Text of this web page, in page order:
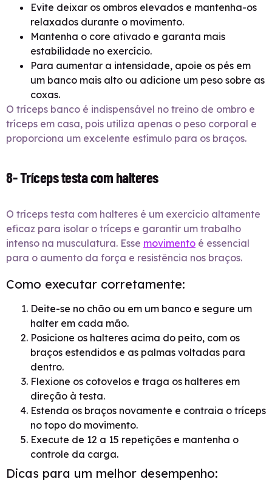
Evite deixar os ombros elevados e mantenha-os
relaxados durante o movimento.
Mantenha o core ativado e garanta mais
estabilidade no exercício.
Para aumentar a intensidade, apoie os pés em
um banco mais alto ou adicione um peso sobre as
coxas.
O tríceps banco é indispensável no treino de ombro e
tríceps em casa, pois utiliza apenas o peso corporal e
proporciona um excelente estímulo para os braços.
8- Tríceps testa com halteres
O tríceps testa com halteres é um exercício altamente
eficaz para isolar o tríceps e garantir um trabalho
intenso na musculatura. Esse movimento é essencial
para o aumento da força e resistência nos braços.
Como executar corretamente:
Deite-se no chão ou em um banco e segure um
halter em cada mão.
Posicione os halteres acima do peito, com os
braços estendidos e as palmas voltadas para
dentro.
Flexione os cotovelos e traga os halteres em
direção à testa.
Estenda os braços novamente e contraia o tríceps
no topo do movimento.
Execute de 12 a 15 repetições e mantenha o
controle da carga.
Dicas para um melhor desempenho: